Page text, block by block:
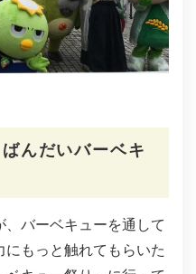
んだいバーベキ
バーベキューを通して
もっと触れてもらいた